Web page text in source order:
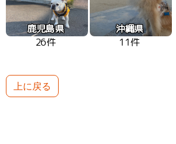
鹿児島県
26件
沖縄県
11件
上に戻る